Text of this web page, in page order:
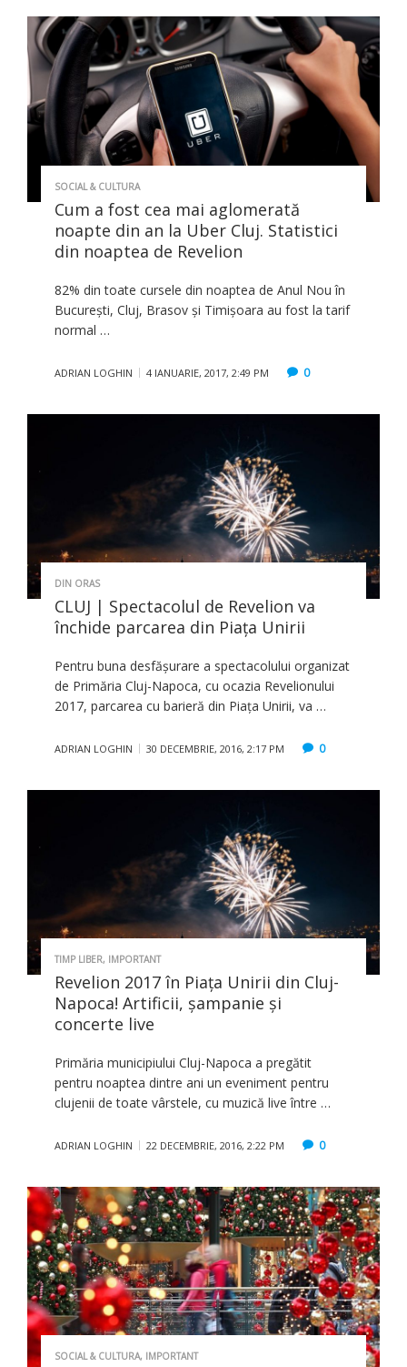
SOCIAL & CULTURA
Cum a fost cea mai aglomerată
noapte din an la Uber Cluj. Statistici
din noaptea de Revelion
82% din toate cursele din noaptea de Anul Nou în
București, Cluj, Brasov și Timișoara au fost la tarif
normal …
ADRIAN LOGHIN 4 IANUARIE, 2017, 2:49 PM 0
DIN ORAS
CLUJ | Spectacolul de Revelion va
închide parcarea din Piaţa Unirii
Pentru buna desfășurare a spectacolului organizat
de Primăria Cluj-Napoca, cu ocazia Revelionului
2017, parcarea cu barieră din Piața Unirii, va …
ADRIAN LOGHIN 30 DECEMBRIE, 2016, 2:17 PM 0
TIMP LIBER, IMPORTANT
Revelion 2017 în Piaţa Unirii din Cluj-
Napoca! Artificii, şampanie şi
concerte live
Primăria municipiului Cluj-Napoca a pregătit
pentru noaptea dintre ani un eveniment pentru
clujenii de toate vârstele, cu muzică live între …
ADRIAN LOGHIN 22 DECEMBRIE, 2016, 2:22 PM 0
SOCIAL & CULTURA, IMPORTANT